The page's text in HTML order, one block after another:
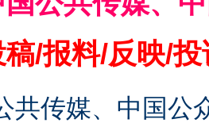
/报料/反映/
共传媒、中国公